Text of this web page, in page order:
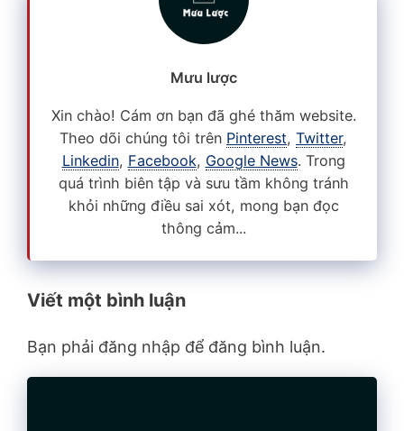
Mưu lược
Xin chào! Cám ơn bạn đã ghé thăm website.
Theo dõi chúng tôi trên Pinterest, Twitter,
Linkedin, Facebook, Google News. Trong
quá trình biên tập và sưu tầm không tránh
khỏi những điều sai xót, mong bạn đọc
thông cảm...
Viết một bình luận
Bạn phải đăng nhập để đăng bình luận.